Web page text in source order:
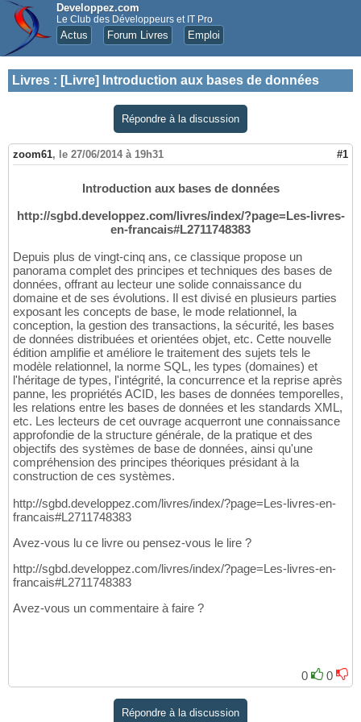
Developpez.com
Le Club des Développeurs et IT Pro
Actus Forum Livres Emploi
Livres : [Livre] Introduction aux bases de données
Répondre à la discussion
zoom61, le 27/06/2014 à 19h31 #1
Introduction aux bases de données
http://sgbd.developpez.com/livres/index/?page=Les-livres-
en-francais#L2711748383
Depuis plus de vingt-cinq ans, ce classique propose un
panorama complet des principes et techniques des bases de
données, offrant au lecteur une solide connaissance du
domaine et de ses évolutions. Il est divisé en plusieurs parties
exposant les concepts de base, le mode relationnel, la
conception, la gestion des transactions, la sécurité, les bases
de données distribuées et orientées objet, etc. Cette nouvelle
édition amplifie et améliore le traitement des sujets tels le
modèle relationnel, la norme SQL, les types (domaines) et
l'héritage de types, l'intégrité, la concurrence et la reprise après
panne, les propriétés ACID, les bases de données temporelles,
les relations entre les bases de données et les standards XML,
etc. Les lecteurs de cet ouvrage acquerront une connaissance
approfondie de la structure générale, de la pratique et des
objectifs des systèmes de base de données, ainsi qu'une
compréhension des principes théoriques présidant à la
construction de ces systèmes.
http://sgbd.developpez.com/livres/index/?page=Les-livres-en-
francais#L2711748383
Avez-vous lu ce livre ou pensez-vous le lire ?
http://sgbd.developpez.com/livres/index/?page=Les-livres-en-
francais#L2711748383
Avez-vous un commentaire à faire ?
0 0
Répondre à la discussion